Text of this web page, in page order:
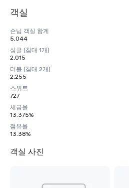
객실
손님 객실 합계
5,044
싱글 (침대 1개)
2,015
더블 (침대 2개)
2,255
스위트
727
세금율
13.375%
점유율
13.38%
객실 사진